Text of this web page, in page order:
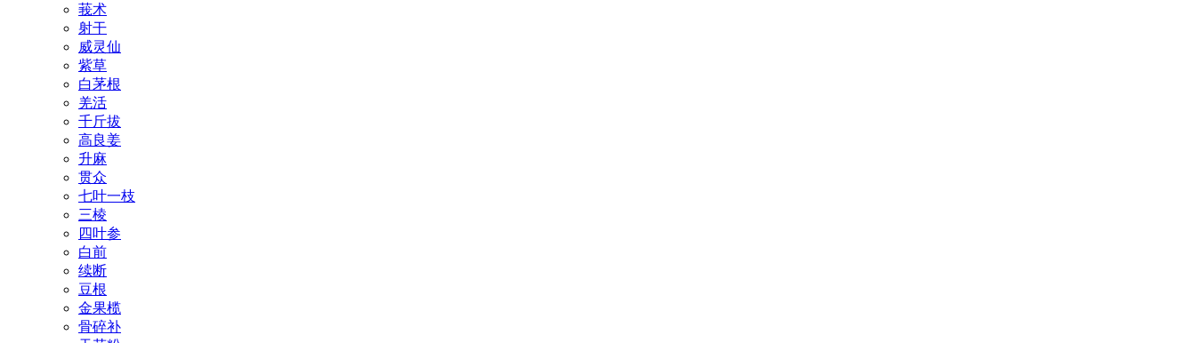
莪术
射干
威灵仙
紫草
白茅根
羌活
千斤拔
高良姜
升麻
贯众
七叶一枝
三棱
四叶参
白前
续断
豆根
金果榄
骨碎补